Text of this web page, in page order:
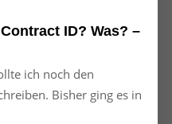
ID? Was? –
ich noch den
Bisher ging es in